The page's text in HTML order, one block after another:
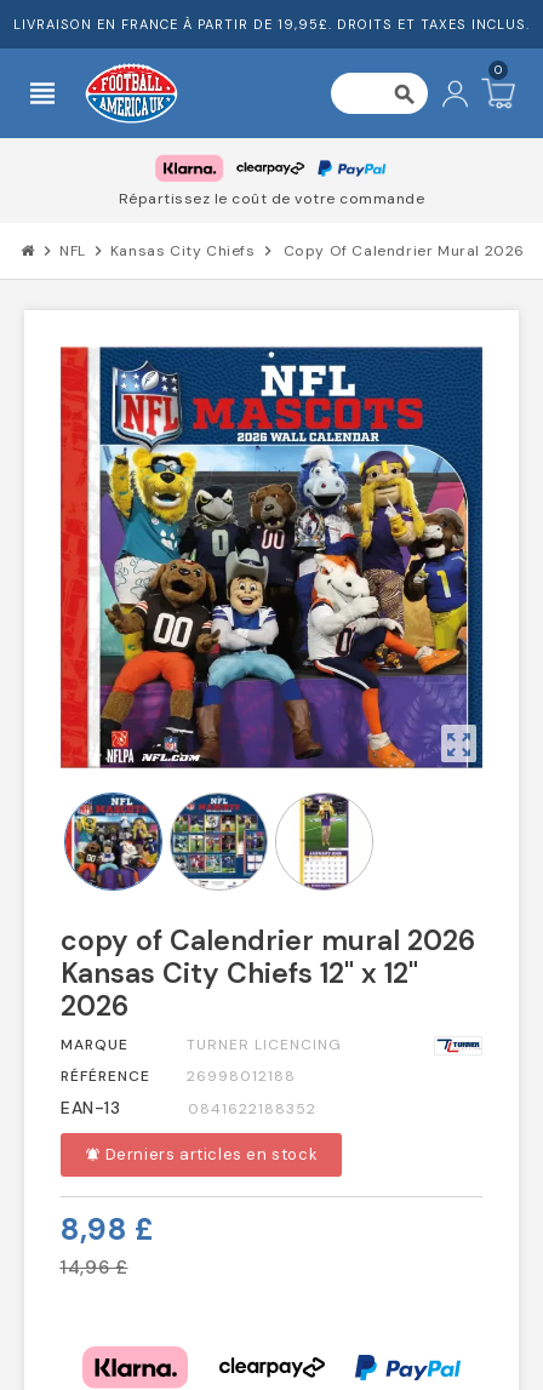
LIVRAISON EN FRANCE À PARTIR DE 19,95£. DROITS ET TAXES INCLUS.
view_headline search
0
Répartissez le coût de votre commande
chevron_right NFL chevron_right Kansas City Chiefs chevron_right Copy Of Calendrier Mural 2026
zoom_out_map
copy of Calendrier mural 2026
Kansas City Chiefs 12" x 12"
2026
MARQUE
TURNER LICENCING
RÉFÉRENCE
26998012188
EAN-13 0841622188352
notifications_active Derniers articles en stock
8,98 £
14,96 £